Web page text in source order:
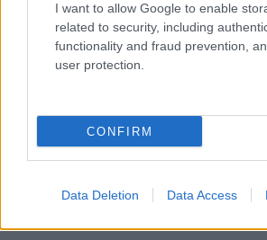
I want to allow Google to enable
related to security, including
functionality and fraud prevention,
user protection.
CONFIRM
Data Deletion Data Access
ατμόσφαιρα.
Σύμφωνα με το ΑΠΕ-ΜΠΕ,
μελλοντικές παρατηρήσεις
σύστημα του GJ 887
μέλλον ένα από τα πιο
«γειτονιά» μας.Η εγγύτητα
πιθανή ακόμη και τη μελέτη